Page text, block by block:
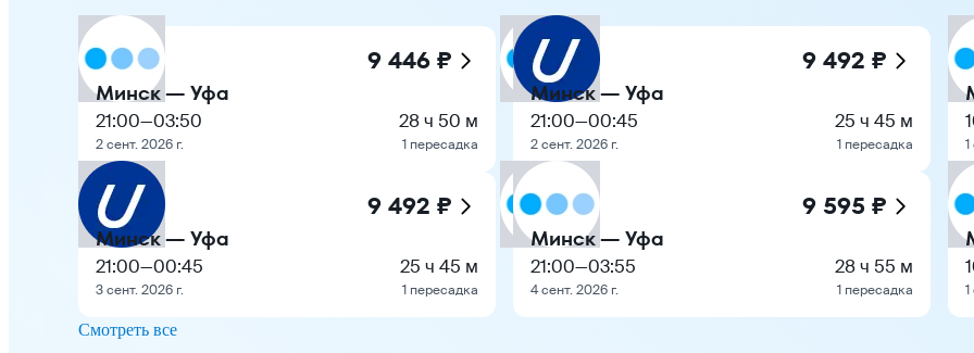
9 446 ₽
Минск — Уфа
21:00—03:50
2 сент. 2026 г.
28 ч 50 м
1 пересадка
9 492 ₽
Минск — Уфа
21:00—00:45
3 сент. 2026 г.
25 ч 45 м
1 пересадка
9 492 ₽
Минск — Уфа
21:00—00:45
2 сент. 2026 г.
25 ч 45 м
1 пересадка
9 595 ₽
Минск — Уфа
21:00—03:55
4 сент. 2026 г.
28 ч 55 м
1 пересадка
Смотреть все